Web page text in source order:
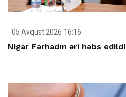
05 Avqust 2026 16:16
Nigar Fərhadın əri həbs edildi